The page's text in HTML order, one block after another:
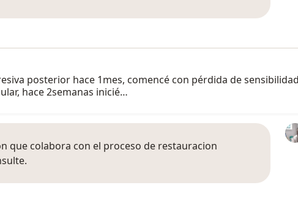
posterior hace 1mes, comencé con pérdida de
hace 2semanas inicié…
que colabora con el proceso de restauracion